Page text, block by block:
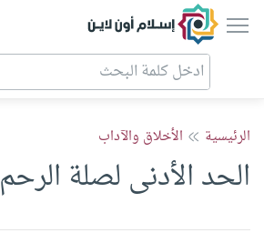
إسلام أون لاين
الرئيسية الأخلاق والآداب
الحد الأدنى لصلة الرحم